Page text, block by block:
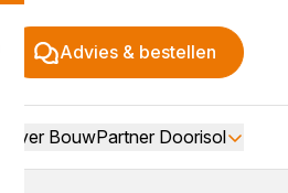
Advies & bestellen
Over BouwPartner Doorisol